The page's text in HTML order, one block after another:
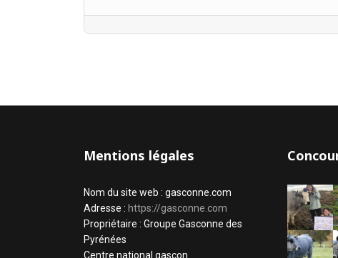
Mentions légales
Nom du site web : gasconne.com
Adresse : https://gasconne.com
Propriétaire : Groupe Gasconne des
Pyrénées
Centre national gascon